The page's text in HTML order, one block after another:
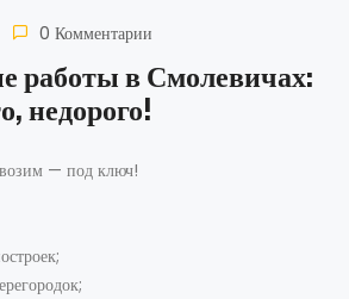
0 Комментарии
работы в Смолевичах:
недорого!
— под ключ!